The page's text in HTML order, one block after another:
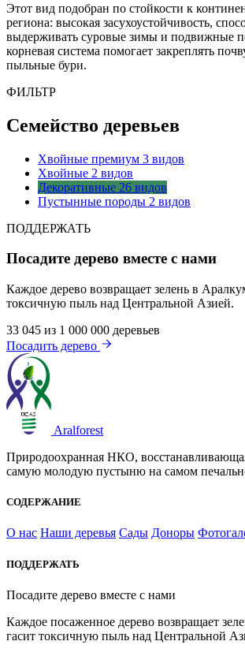
Этот вид подобран по стойкости к
региона: высокая засухоустойчивость,
выдерживать суровые зимы и подвижные
корневая система помогает закреплять
пыльные бури.
ФИЛЬТР
Семейство деревьев
Хвойные премиум 3 видов
Хвойные 2 видов
Декоративные 26 видов
Пустынные породы 2 видов
ПОДДЕРЖАТЬ
Посадите дерево вместе с нами
Каждое дерево возвращает зелень в
токсичную пыль над Центральной Азией.
33 045 из 1 000 000 деревьев
Посадить дерево
Aralforest
Природоохранная НКО,
самую молодую пустыню на самом
СОДЕРЖАНИЕ
О нас Наши деревья Сады Доноры
ПОДДЕРЖАТЬ
Посадите дерево вместе с нами
Каждое посаженное дерево возвращает
гасит токсичную пыль над Центральной